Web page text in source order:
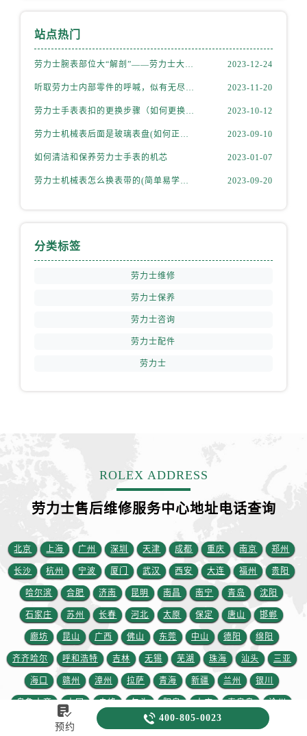
站点热门
劳力士腕表部位大“解剖”——劳力士大讲堂开课啦！ 2023-12-24
听取劳力士内部零件的呼喊，似有无尽的故事等待我们去探索 2023-11-20
劳力士手表表扣的更换步骤（如何更换手表的表扣） 2023-10-12
劳力士机械表后面是玻璃表盘(如何正确清洁和保养) 2023-09-10
如何清洁和保养劳力士手表的机芯 2023-01-07
劳力士机械表怎么换表带的(简单易学的步骤) 2023-09-20
分类标签
劳力士维修
劳力士保养
劳力士咨询
劳力士配件
劳力士
ROLEX ADDRESS
劳力士售后维修服务中心地址电话查询
北京 上海 广州 深圳 天津 成都 重庆 南京 郑州
长沙 杭州 宁波 厦门 武汉 西安 大连 福州 贵阳
哈尔滨 合肥 济南 昆明 南昌 南宁 青岛 沈阳
石家庄 苏州 长春 河北 太原 保定 唐山 邯郸
廊坊 昆山 广西 佛山 东莞 中山 德阳 绵阳
齐齐哈尔 呼和浩特 吉林 无锡 芜湖 珠海 汕头 三亚
海口 赣州 漳州 拉萨 青海 新疆 兰州 银川
乌鲁木齐 大同 赤峰 包头 阳泉 大庆 秦皇岛 沧州
温州 徐州 潍坊 南通

预约
 400-805-0023